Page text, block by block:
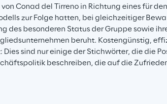
Conad del Tirreno in Richtung eines für
zur Folge hatten, bei gleichzeitiger
des besonderen Status der Gruppe sowie
beruht. Kostengünstig,
Dies sind nur einige der Stichwörter, die die
beschreiben, die auf die